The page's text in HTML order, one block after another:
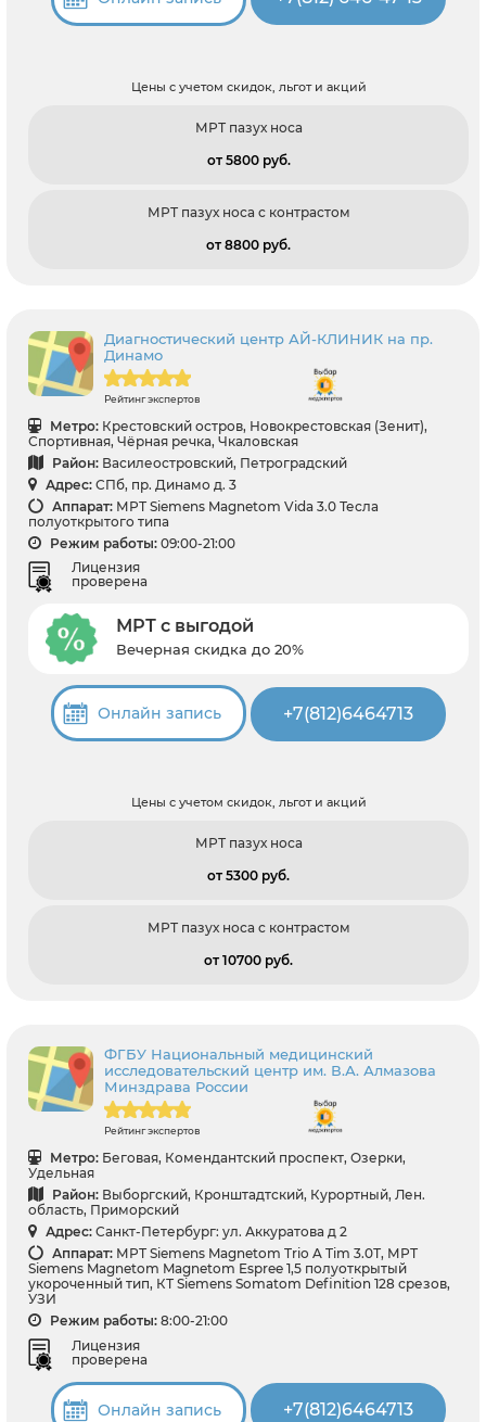
Цены с учетом скидок, льгот и акций
МРТ пазух носа
от 5800 pуб.
МРТ пазух носа с контрастом
от 8800 pуб.
Диагностический центр АЙ-КЛИНИК на пр.
Динамо
Рейтинг экспертов
Метро: Крестовский остров, Новокрестовская (Зенит),
Спортивная, Чёрная речка, Чкаловская
Район: Василеостровский, Петроградский
Адрес: СПб, пр. Динамо д. 3
Аппарат: МРТ Siemens Magnetom Vida 3.0 Тесла
полуоткрытого типа
Режим работы: 09:00-21:00
Лицензия
проверена
МРТ с выгодой
Вечерная скидка до 20%
Онлайн запись +7(812)6464713
Цены с учетом скидок, льгот и акций
МРТ пазух носа
от 5300 pуб.
МРТ пазух носа с контрастом
от 10700 pуб.
ФГБУ Национальный медицинский
исследовательский центр им. В.А. Алмазова
Минздрава России
Рейтинг экспертов
Метро: Беговая, Комендантский проспект, Озерки,
Удельная
Район: Выборгский, Кронштадтский, Курортный, Лен.
область, Приморский
Адрес: Санкт-Петербург: ул. Аккуратова д 2
Аппарат: МРТ Siemens Magnetom Trio A Tim 3.0Т, МРТ
Siemens Magnetom Magnetom Espree 1,5 полуоткрытый
укороченный тип, КТ Siemens Somatom Definition 128 срезов,
УЗИ
Режим работы: 8:00-21:00
Лицензия
проверена
Онлайн запись +7(812)6464713